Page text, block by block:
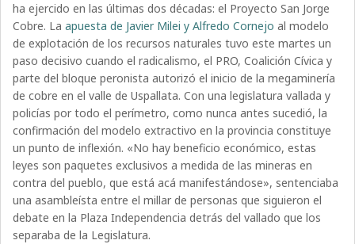
ha ejercido en las últimas dos décadas: el Proyecto San Jorge
Cobre. Laapuesta de Javier Milei y Alfredo Cornejo al modelo
de explotación de los recursos naturales tuvo este martes un
paso decisivo cuando el radicalismo, el PRO, Coalición Cívica y
parte del bloque peronista autorizó el inicio de la megaminería
de cobre en el valle de Uspallata. Con una legislatura vallada y
policías por todo el perímetro, como nunca antes sucedió, la
confirmación del modelo extractivo en la provincia constituye
un punto de inflexión. «No hay beneficio económico, estas
leyes son paquetes exclusivos a medida de las mineras en
contra del pueblo, que está acá manifestándose», sentenciaba
una asambleísta entre el millar de personas que siguieron el
debate en la Plaza Independencia detrás del vallado que los
separaba de la Legislatura.